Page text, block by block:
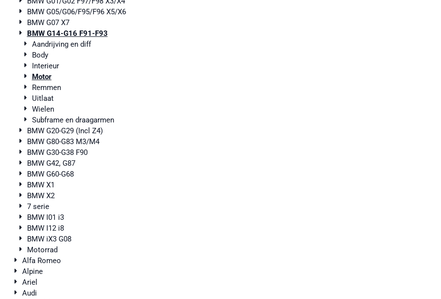
BMW G05/G06/F95/F96 X5/X6
BMW G07 X7
BMW G14-G16 F91-F93
Aandrijving en diff
Body
Interieur
Motor
Remmen
Uitlaat
Wielen
Subframe en draagarmen
BMW G20-G29 (Incl Z4)
BMW G80-G83 M3/M4
BMW G30-G38 F90
BMW G42, G87
BMW G60-G68
BMW X1
BMW X2
7 serie
BMW I01 i3
BMW I12 i8
BMW iX3 G08
Motorrad
Alfa Romeo
Alpine
Ariel
Audi